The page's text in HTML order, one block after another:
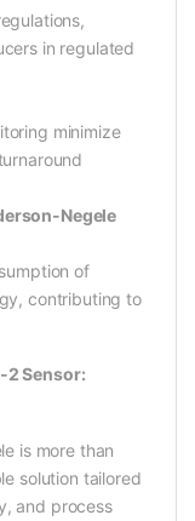
in regulated
minimize
Negele
of
contributing to
2 Sensor:
is more than
solution tailored
and process